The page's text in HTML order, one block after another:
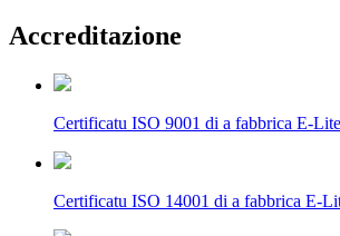
Accreditazione
Certificatu ISO 9001 di a fabbrica E-Lite
Certificatu ISO 14001 di a fabbrica E-